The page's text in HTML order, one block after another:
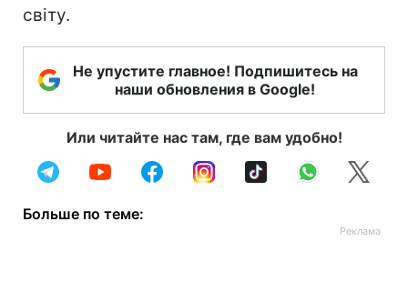
світу.
Не упустите главное! Подпишитесь на
наши обновления в Google!
Или читайте нас там, где вам удобно!
Больше по теме: